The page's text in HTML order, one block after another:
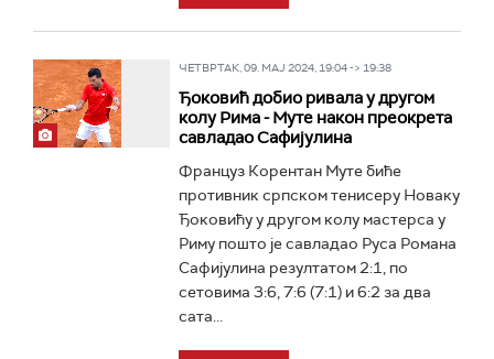
ЧЕТВРТАК, 09. МАЈ 2024, 19:04 -> 19:38
Ђоковић добио ривала у другом
колу Рима - Муте након преокрета
савладао Сафијулина
Француз Корентан Муте биће
противник српском тенисеру Новаку
Ђоковићу у другом колу мастерса у
Риму пошто је савладао Руса Романа
Сафијулина резултатом 2:1, по
сетовима 3:6, 7:6 (7:1) и 6:2 за два
сата...